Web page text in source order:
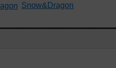
Snow&Dragon